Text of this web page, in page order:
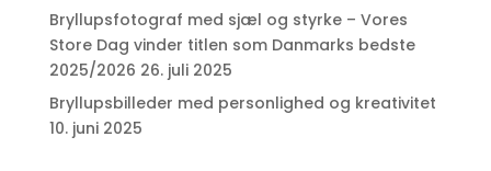
Bryllupsfotograf med sjæl og styrke – Vores
Store Dag vinder titlen som Danmarks bedste
2025/2026 26. juli 2025
Bryllupsbilleder med personlighed og kreativitet
10. juni 2025